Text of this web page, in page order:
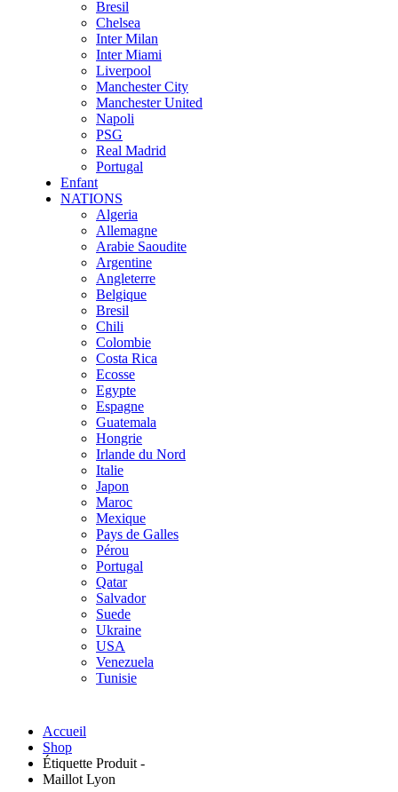
Bresil
Chelsea
Inter Milan
Inter Miami
Liverpool
Manchester City
Manchester United
Napoli
PSG
Real Madrid
Portugal
Enfant
NATIONS
Algeria
Allemagne
Arabie Saoudite
Argentine
Angleterre
Belgique
Bresil
Chili
Colombie
Costa Rica
Ecosse
Egypte
Espagne
Guatemala
Hongrie
Irlande du Nord
Italie
Japon
Maroc
Mexique
Pays de Galles
Pérou
Portugal
Qatar
Salvador
Suede
Ukraine
USA
Venezuela
Tunisie
Accueil
Shop
Étiquette Produit -
Maillot Lyon